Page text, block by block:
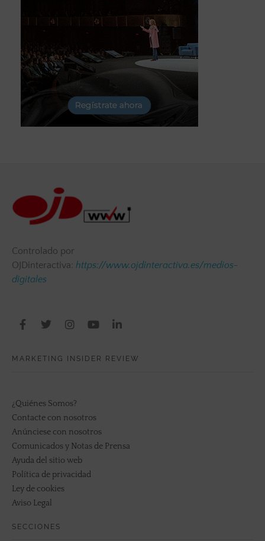
Controlado por
OJDinteractiva: https://www.ojdinteractiva.es/medios-
digitales
MARKETING INSIDER REVIEW
¿Quiénes Somos?
Contacte con nosotros
Anúnciese con nosotros
Comunicados y Notas de Prensa
Ayuda del sitio web
Política de privacidad
Ley de cookies
Aviso Legal
SECCIONES